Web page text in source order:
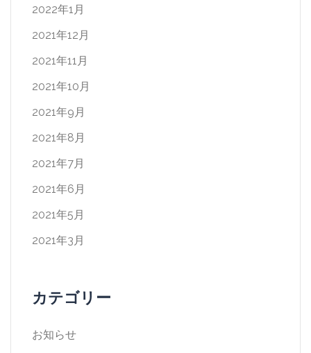
2022年1月
2021年12月
2021年11月
2021年10月
2021年9月
2021年8月
2021年7月
2021年6月
2021年5月
2021年3月
カテゴリー
お知らせ